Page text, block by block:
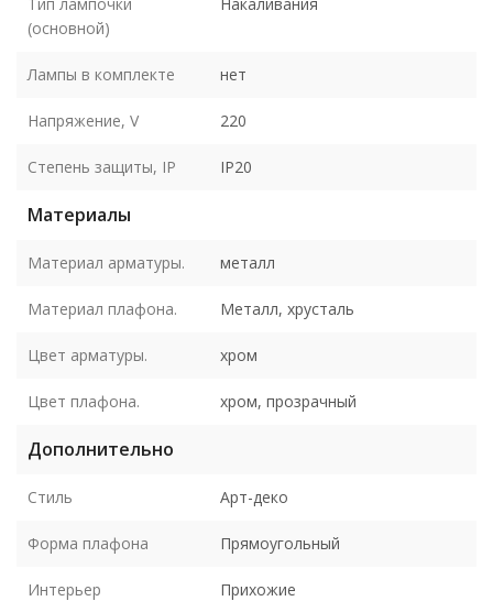
(основной)
Лампы в комплекте нет
Напряжение, V 220
Степень защиты, IP IP20
Материалы
Материал арматуры. металл
Материал плафона. Металл, хрусталь
Цвет арматуры. хром
Цвет плафона. хром, прозрачный
Дополнительно
Стиль Арт-деко
Форма плафона Прямоугольный
Интерьер Прихожие